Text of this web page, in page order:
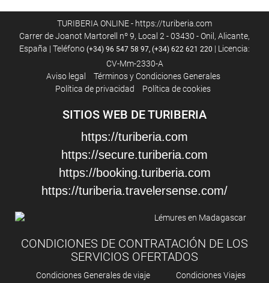
TURIBERIA ONLINE - https://turiberia.com
Carrer de Joanot Martorell nº 9, Local 2 - 03430 - Onil, Alicante,
España | Teléfono (+34) 96 547 58 97, (+34) 622 621 220 | Licencia:
CV-Mm-2330-A
Aviso legal
Términos y Condiciones Generales
Política de privacidad
Política de cookies
SITIOS WEB DE TURIBERIA
https://turiberia.com
https://secure.turiberia.com
https://booking.turiberia.com
https://turiberia.travelersense.com/
CONDICIONES DE CONTRATACIÓN DE LOS
SERVICIOS OFERTADOS
Condiciones Generales de viaje
Condiciones Viajes